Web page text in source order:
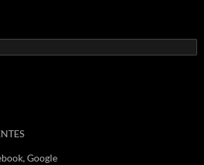
Google